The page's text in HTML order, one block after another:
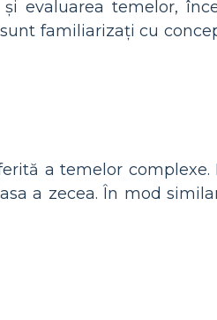
evaluarea temelor,
familiarizați cu
a temelor
a zecea. În mod